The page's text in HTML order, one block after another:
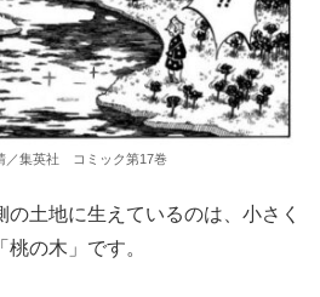
／集英社 コミック第17巻
土地に生えているのは、小さく
の木」です。